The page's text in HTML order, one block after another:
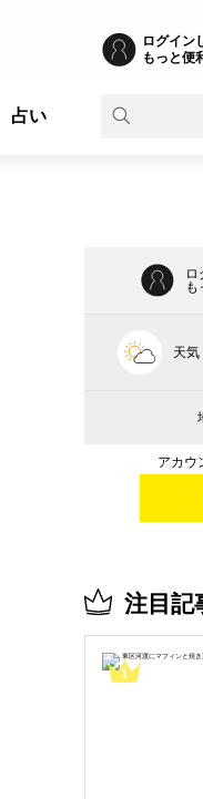
ログイン
もっと便
占い
ロ
も
天気
アカウ
注目記